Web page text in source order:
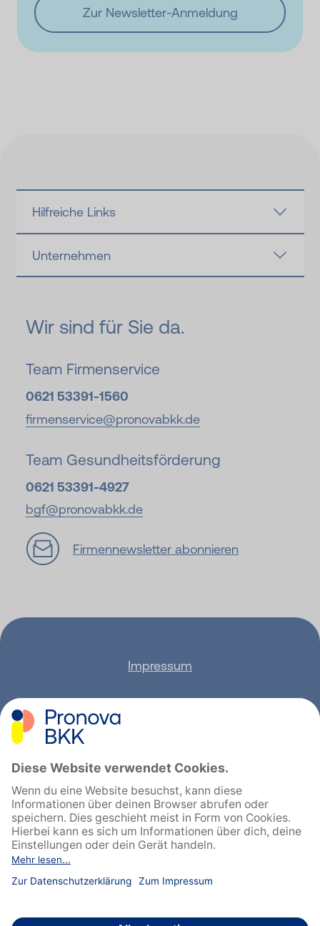
Zur Newsletter-Anmeldung
Hilfreiche Links
Unternehmen
Wir sind für Sie da.
Team Firmenservice
0621 53391-1560
firmenservice@pronovabkk.de
Team Gesundheitsförderung
0621 53391-4927
bgf@pronovabkk.de
Firmennewsletter abonnieren
Impressum
Sitemap
Feedback geben
English